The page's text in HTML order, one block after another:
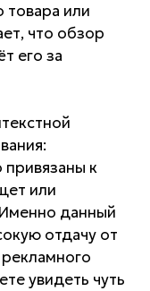
товара или
что обзор
его за
к
или
данный
отдачу от
увидеть чуть